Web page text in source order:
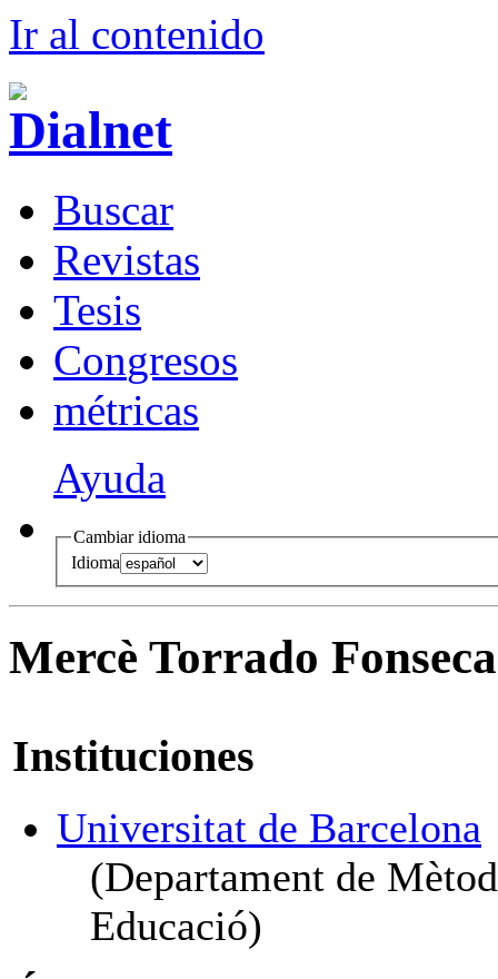
Ir al contenido
Buscar
Revistas
Tesis
Congresos
métricas
Ayuda
Cambiar idioma
Idioma
Mercè Torrado Fonseca
Instituciones
Universitat de Barcelona
(Departament de
Educació)